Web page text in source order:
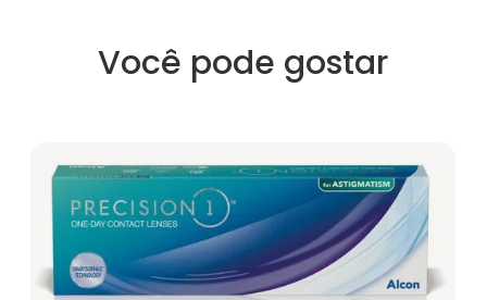
Você pode gostar